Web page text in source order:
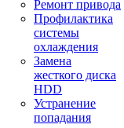
Ремонт привода
Профилактика
системы
охлаждения
Замена
жесткого диска
HDD
Устранение
попадания